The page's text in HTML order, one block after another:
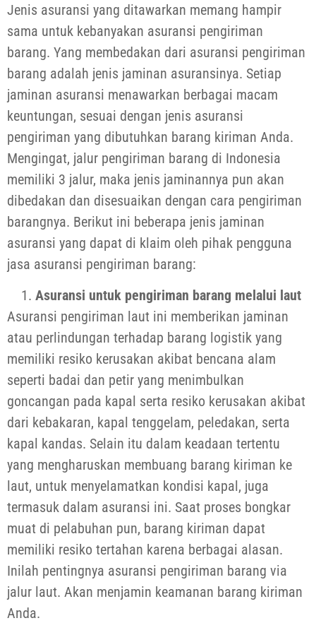
Jenis asuransi yang ditawarkan memang hampir
sama untuk kebanyakan asuransi pengiriman
barang. Yang membedakan dari asuransi pengiriman
barang adalah jenis jaminan asuransinya. Setiap
jaminan asuransi menawarkan berbagai macam
keuntungan, sesuai dengan jenis asuransi
pengiriman yang dibutuhkan barang kiriman Anda.
Mengingat, jalur pengiriman barang di Indonesia
memiliki 3 jalur, maka jenis jaminannya pun akan
dibedakan dan disesuaikan dengan cara pengiriman
barangnya. Berikut ini beberapa jenis jaminan
asuransi yang dapat di klaim oleh pihak pengguna
jasa asuransi pengiriman barang:
Asuransi untuk pengiriman barang melalui laut
Asuransi pengiriman laut ini memberikan jaminan
atau perlindungan terhadap barang logistik yang
memiliki resiko kerusakan akibat bencana alam
seperti badai dan petir yang menimbulkan
goncangan pada kapal serta resiko kerusakan akibat
dari kebakaran, kapal tenggelam, peledakan, serta
kapal kandas. Selain itu dalam keadaan tertentu
yang mengharuskan membuang barang kiriman ke
laut, untuk menyelamatkan kondisi kapal, juga
termasuk dalam asuransi ini. Saat proses bongkar
muat di pelabuhan pun, barang kiriman dapat
memiliki resiko tertahan karena berbagai alasan.
Inilah pentingnya asuransi pengiriman barang via
jalur laut. Akan menjamin keamanan barang kiriman
Anda.